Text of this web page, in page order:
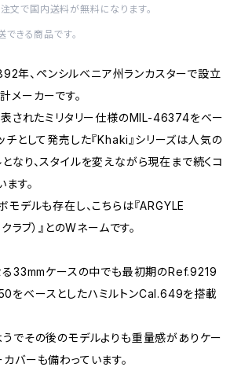
で国内送料が無料になります。
きる商品です。
年、ペンシルベニア州ランカスターで設立
メーカーです。
されたミリタリー仕様のMIL-46374をベー
チとして発売した『Khaki』シリーズは人気の
なり、スタイルを変えながら現在まで続くコ
す。
モデルも存在し、こちらは『ARGYLE
ラブ）』とのWネームです。
る33mmケースの中でも最初期のRef.9219
をベースとしたハミルトンCal.649を搭載
でその後のモデルよりも重量感がありケー
バーも備わっています。